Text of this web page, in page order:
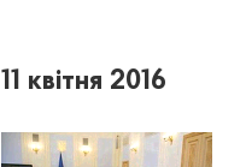
11 квітня 2016